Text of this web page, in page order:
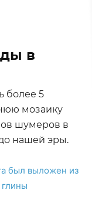
в
более 5
мозаику
шумеров в
нашей эры.